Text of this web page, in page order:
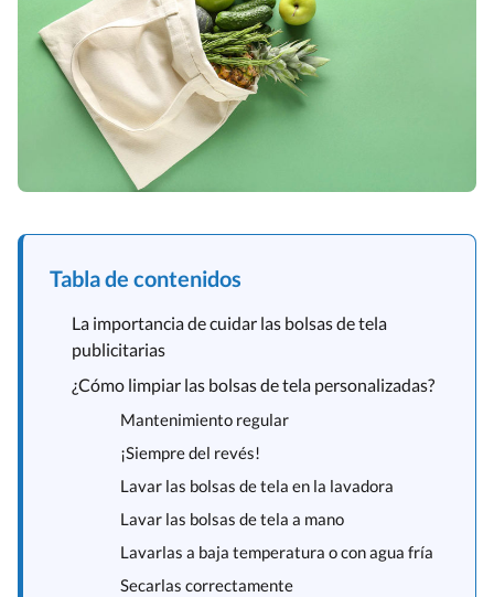
Tabla de contenidos
La importancia de cuidar las bolsas de tela
publicitarias
¿Cómo limpiar las bolsas de tela personalizadas?
Mantenimiento regular
¡Siempre del revés!
Lavar las bolsas de tela en la lavadora
Lavar las bolsas de tela a mano
Lavarlas a baja temperatura o con agua fría
Secarlas correctamente